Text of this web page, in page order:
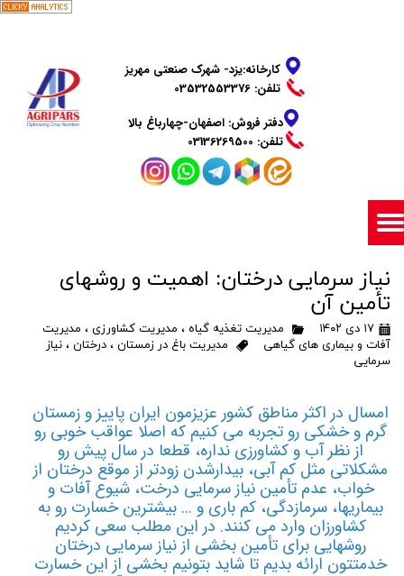
دفتر فروش: اصفهان-چهارباغ بالا
​​​​​​​تلفن: 03136269500
​​​​​​​کارخانه:یزد- شهرک صنعتی مهریز
تلفن: 03532553376
نیاز سرمایی درختان: اهمیت و روشهای
تأمین آن
۱۷ دی ۱۴۰۲ مدیریت تغذیه گیاه ، مدیریت کشاورزی ، مدیریت
آفات و بیماری های گیاهی
مدیریت باغ در زمستان ، درختان ، نیاز
سرمایی
امسال در اکثر مناطق کشور عزیزمون ایران پاییز و زمستان
گرم و خشکی رو تجربه می کنیم که اصلا عواقب خوبی رو
از نظر آب و کشاورزی نداره، قطعا در سال پیش رو
مشکلاتی مثل کم آبی، بیدارشدن زودتر از موقع درختان از
خواب، عدم تأمین نیاز سرمایی درخت، شیوع آفات و
بیماریها، سرمازدگی، کم باری و ... بیشترین خسارت رو به
کشاورزان وارد می کنند. در این مطلب سعی کردیم
روشهایی برای تأمین بخشی از نیاز سرمایی درختان
خدمتتون ارائه بدیم تا شاید بتونیم بخشی از این خسارت